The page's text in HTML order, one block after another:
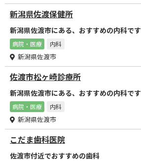
新潟県佐渡保健所
新潟県佐渡市にある、おすすめの内科です
病院・医療 内科
新潟県佐渡市
佐渡市松ヶ崎診療所
新潟県佐渡市にある、おすすめの内科です
病院・医療 内科
新潟県佐渡市
こだま歯科医院
佐渡市付近でおすすめの歯科